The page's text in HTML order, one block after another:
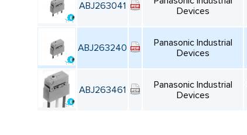
ABJ263041
Devices
ABJ263240
Panasonic Industrial
Devices
ABJ263461
Panasonic Industrial
Devices